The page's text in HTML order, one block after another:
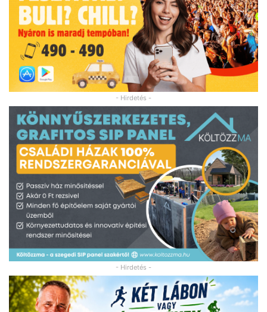
- Hirdetés -
- Hirdetés -